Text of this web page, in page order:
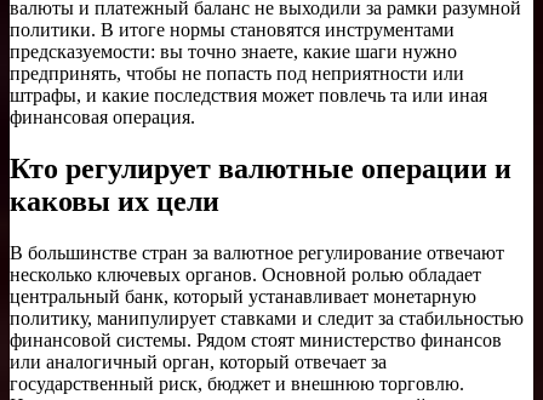
валюты и платежный баланс не выходили за рамки разумной
политики. В итоге нормы становятся инструментами
предсказуемости: вы точно знаете, какие шаги нужно
предпринять, чтобы не попасть под неприятности или
штрафы, и какие последствия может повлечь та или иная
финансовая операция.
Кто регулирует валютные операции и
каковы их цели
В большинстве стран за валютное регулирование отвечают
несколько ключевых органов. Основной ролью обладает
центральный банк, который устанавливает монетарную
политику, манипулирует ставками и следит за стабильностью
финансовой системы. Рядом стоят министерство финансов
или аналогичный орган, который отвечает за
государственный риск, бюджет и внешнюю торговлю.